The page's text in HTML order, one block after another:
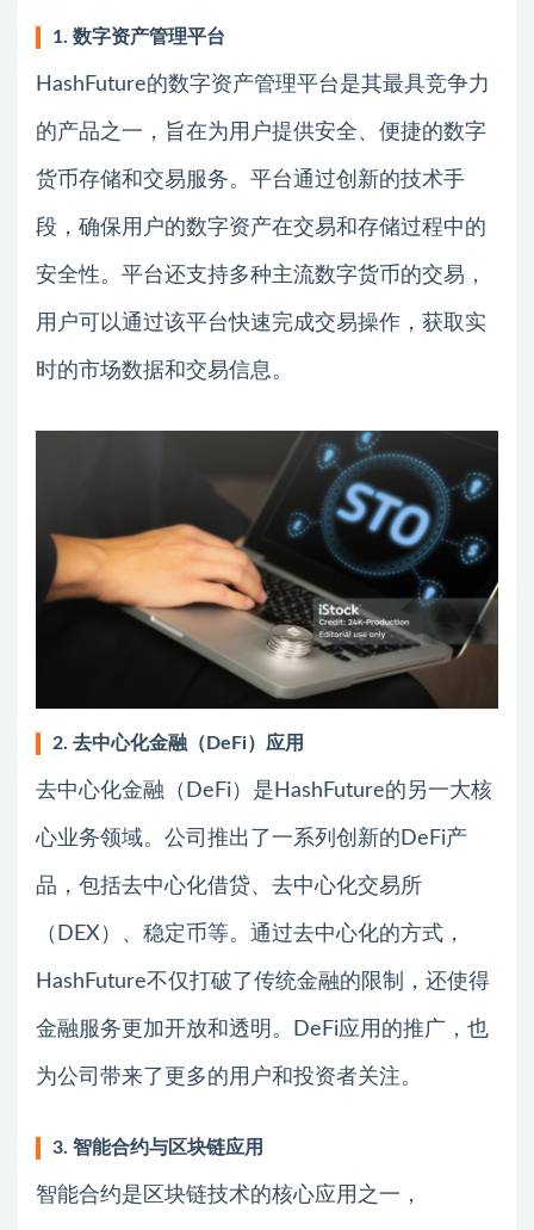
1. 数字资产管理平台
HashFuture的数字资产管理平台是其最具竞争力
的产品之一，旨在为用户提供安全、便捷的数字
货币存储和交易服务。平台通过创新的技术手
段，确保用户的数字资产在交易和存储过程中的
安全性。平台还支持多种主流数字货币的交易，
用户可以通过该平台快速完成交易操作，获取实
时的市场数据和交易信息。
2. 去中心化金融（DeFi）应用
去中心化金融（DeFi）是HashFuture的另一大核
心业务领域。公司推出了一系列创新的DeFi产
品，包括去中心化借贷、去中心化交易所
（DEX）、稳定币等。通过去中心化的方式，
HashFuture不仅打破了传统金融的限制，还使得
金融服务更加开放和透明。DeFi应用的推广，也
为公司带来了更多的用户和投资者关注。
3. 智能合约与区块链应用
智能合约是区块链技术的核心应用之一，